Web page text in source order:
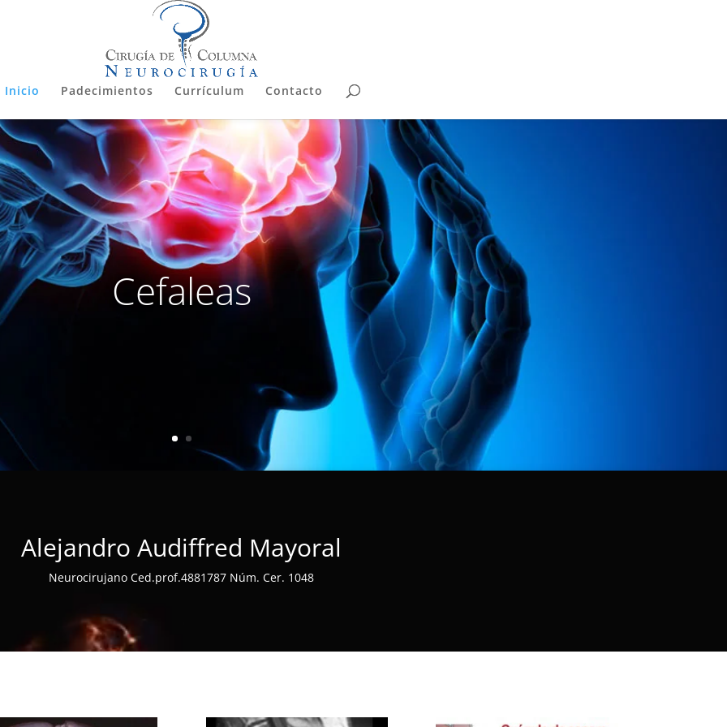
Inicio Padecimientos Currículum Contacto
Cefaleas
Alejandro Audiffred Mayoral
Neurocirujano Ced.prof.4881787 Núm. Cer. 1048